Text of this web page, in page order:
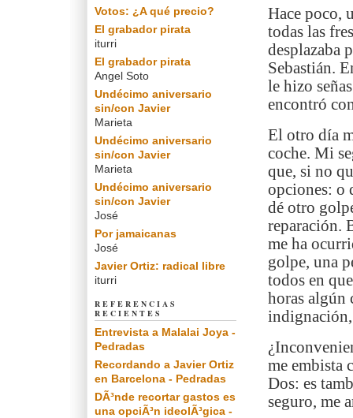
Hace poco,
todas las
desplazaba
Sebastián.
le hizo
encontró
El otro día
coche. Mi
que, si no
opciones: o
dé otro
reparación.
me ha
golpe, una
todos en
horas algún
indignación,
me embista
Dos: es
seguro, me
Votos: ¿A qué precio?
El grabador pirata
iturri
El grabador pirata
Angel Soto
Undécimo aniversario
sin/con Javier
Marieta
Undécimo aniversario
sin/con Javier
Marieta
Undécimo aniversario
sin/con Javier
José
Por jamaicanas
José
Javier Ortiz: radical libre
iturri
REFERENCIAS
RECIENTES
Entrevista a Malalai Joya -
Pedradas
Recordando a Javier Ortiz
en Barcelona - Pedradas
DÃ³nde recortar gastos es
una opciÃ³n ideolÃ³gica -